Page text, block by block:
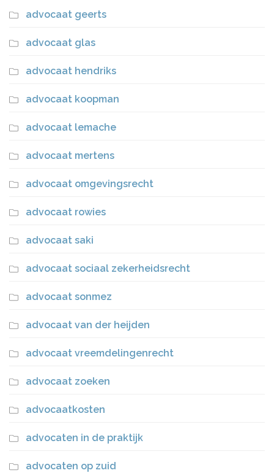
advocaat geerts
advocaat glas
advocaat hendriks
advocaat koopman
advocaat lemache
advocaat mertens
advocaat omgevingsrecht
advocaat rowies
advocaat saki
advocaat sociaal zekerheidsrecht
advocaat sonmez
advocaat van der heijden
advocaat vreemdelingenrecht
advocaat zoeken
advocaatkosten
advocaten in de praktijk
advocaten op zuid